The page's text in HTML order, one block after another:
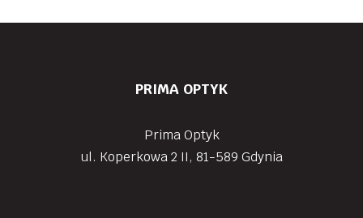
PRIMA OPTYK
Prima Optyk
ul. Koperkowa 2 II, 81-589 Gdynia